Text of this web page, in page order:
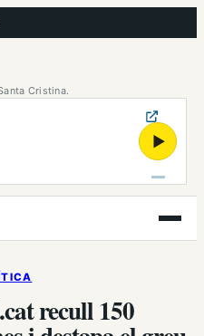
Cristina.
▶
Obre
el
recull 150